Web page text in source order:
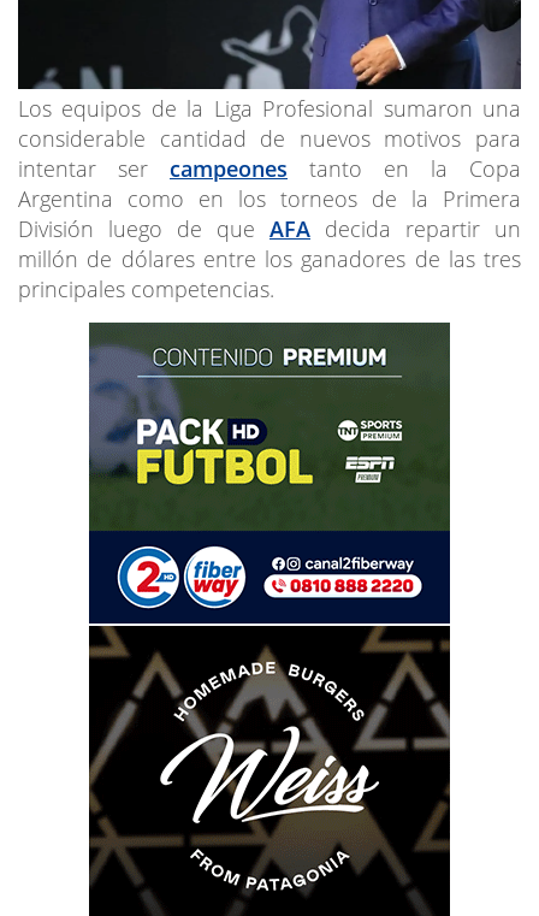
Los equipos de la Liga Profesional sumaron una
considerable cantidad de nuevos motivos para
intentar ser campeones tanto en la Copa
Argentina como en los torneos de la Primera
División luego de que AFA decida repartir un
millón de dólares entre los ganadores de las tres
principales competencias.